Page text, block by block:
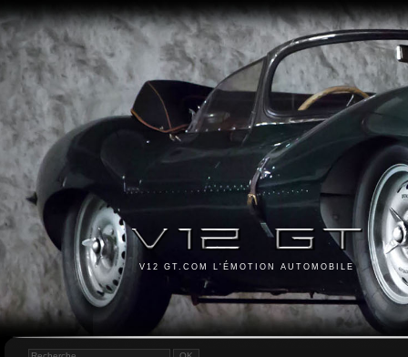
V12 GT.COM L'ÉMOTION AUTOMOBILE